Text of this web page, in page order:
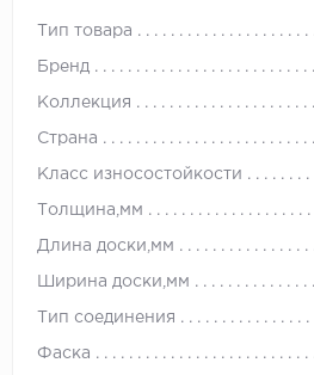
Тип товара
Бренд
Коллекция
Страна
Класс износостойкости
Толщина,мм
Длина доски,мм
Ширина доски,мм
Тип соединения
Фаска